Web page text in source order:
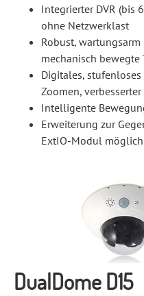
Integrierter DVR (bis
ohne Netzwerklast
Robust,
mechanisch bewegte
Digitales,
Zoomen,
Intelligente
Erweiterung zur
ExtIO-Modul möglich
DualDome D15